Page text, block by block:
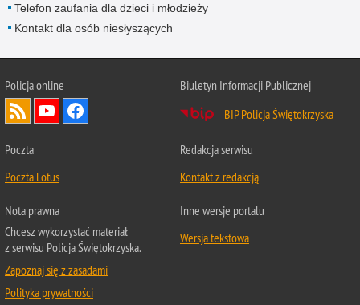
Telefon zaufania dla dzieci i młodzieży
Kontakt dla osób niesłyszących
Policja online
Biuletyn Informacji Publicznej
BIP Policja Świętokrzyska
Poczta
Poczta Lotus
Redakcja serwisu
Kontakt z redakcją
Nota prawna
Chcesz wykorzystać materiał
z serwisu Policja Świętokrzyska.
Zapoznaj się z zasadami
Polityka prywatności
Inne wersje portalu
Wersja tekstowa